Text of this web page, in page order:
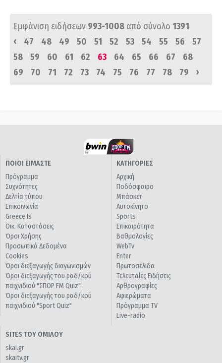
Εμφάνιση ειδήσεων 993-1008 από σύνολο 1391
‹
47 48 49 50 51 52 53 54 55 56
57
58
59 60 61 62 63 64 65 66 67
68
69
70 71 72 73 74 75 76 77 78 79 ›
ΠΟΙΟΙ ΕΙΜΑΣΤΕ
Πρόγραμμα
Συχνότητες
Δελτία τύπου
Επικοινωνία
Greece Is
Οικ. Καταστάσεις
Όροι Χρήσης
Προσωπικά Δεδομένα
Cookies
Όροι διεξαγωγής διαγωνισμών
Όροι διεξαγωγής του ραδ/κού
παιχνιδιού "ΣΠΟΡ FM Quiz"
Όροι διεξαγωγής του ραδ/κού
παιχνιδιού "Sport Quiz"
ΚΑΤΗΓΟΡΙΕΣ
Αρχική
Ποδόσφαιρο
Μπάσκετ
Αυτοκίνητο
Sports
Επικαιρότητα
Βαθμολογίες
WebTv
Enter
Πρωτοσέλιδα
Τελευταίες Ειδήσεις
Αρθρογραφίες
Αφιερώματα
Πρόγραμμα TV
Live-radio
SITES ΤΟΥ ΟΜΙΛΟΥ
skai.gr
skaitv.gr